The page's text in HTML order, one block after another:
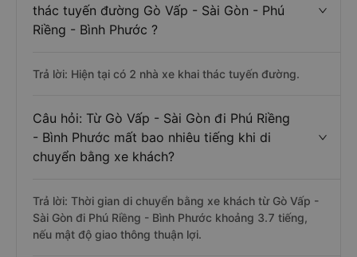
thác tuyến đường Gò Vấp - Sài Gòn - Phú
Riềng - Bình Phước ?
Trả lời: Hiện tại có 2 nhà xe khai thác tuyến đường.
Câu hỏi: Từ Gò Vấp - Sài Gòn đi Phú Riềng
- Bình Phước mất bao nhiêu tiếng khi di
chuyển bằng xe khách?
Trả lời: Thời gian di chuyển bằng xe khách từ Gò Vấp -
Sài Gòn đi Phú Riềng - Bình Phước khoảng 3.7 tiếng,
nếu mật độ giao thông thuận lợi.